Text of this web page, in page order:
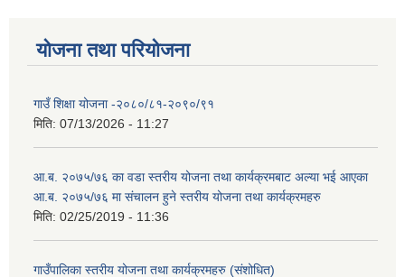
योजना तथा परियोजना
गाउँ शिक्षा योजना -२०८०/८१-२०९०/९१
मिति: 07/13/2026 - 11:27
आ.ब. २०७५/७६ का वडा स्तरीय योजना तथा कार्यक्रमबाट अल्या भई आएका
आ.ब. २०७५/७६ मा स‌ंचालन हुने स्तरीय योजना तथा कार्यक्रमहरु
मिति: 02/25/2019 - 11:36
गाउँपालिका स्तरीय योजना तथा कार्यक्रमहरु (स‌ंशोधित)